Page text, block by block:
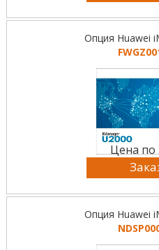
Опция Huawei
Цена по
Опция Huawei